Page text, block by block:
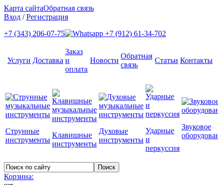
Карта сайтаОбратная связь
Вход /Регистрация
+7 (343) 206-07-75
+7 (912) 61-34-702
Услуги Доставка
Заказ
и
оплата
Новости
Обратная
связь
Статьи Контакты
Струнные
инструменты
Клавишные
инструменты
Духовые
инструменты
Ударные
и
перкуссия
Звуковое
Корзина: